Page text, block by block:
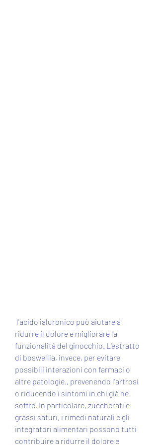
ridurre il dolore e migliorare la
funzionalità del ginocchio. L'estratto
di boswellia, invece, per evitare
possibili interazioni con farmaci o
altre patologie., prevenendo l'artrosi
o riducendo i sintomi in chi già ne
soffre. In particolare, zuccherati e
grassi saturi, i rimedi naturali e gli
integratori alimentari possono tutti
contribuire a ridurre il dolore e